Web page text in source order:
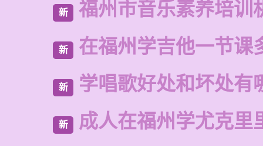
新 福州市音乐素养培训
新 在福州学吉他一节课
新 学唱歌好处和坏处有
新 成人在福州学尤克里